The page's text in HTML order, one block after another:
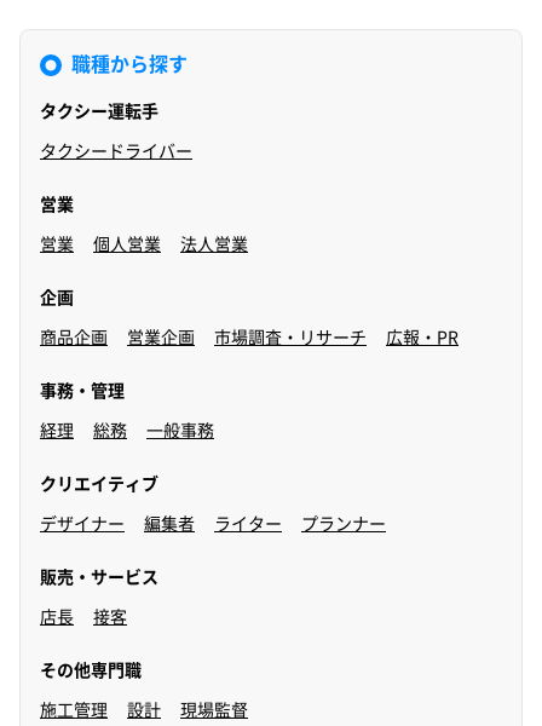
職種から探す
タクシー運転手
タクシードライバー
営業
営業 個人営業 法人営業
企画
商品企画 営業企画 市場調査・リサーチ 広報・PR
事務・管理
経理 総務 一般事務
クリエイティブ
デザイナー 編集者 ライター プランナー
販売・サービス
店長 接客
その他専門職
施工管理 設計 現場監督